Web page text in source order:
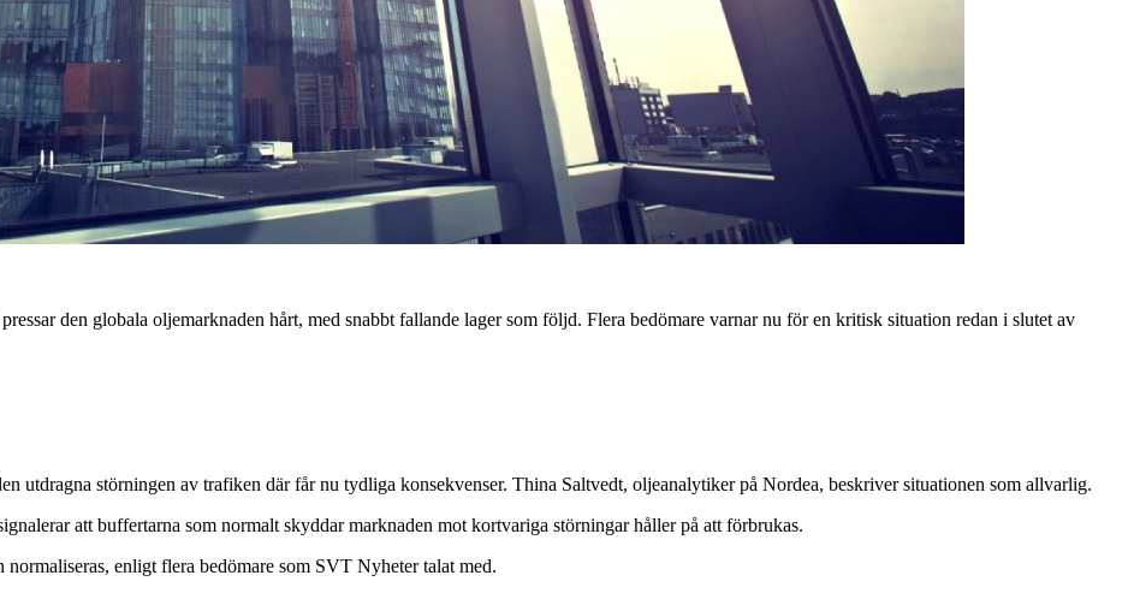
den globala oljemarknaden hårt, med snabbt fallande lager som följd. Flera bedömare varnar nu för en kritisk situation redan i slutet av
utdragna störningen av trafiken där får nu tydliga konsekvenser. Thina Saltvedt, oljeanalytiker på Nordea, beskriver situationen som allvarlig.
att buffertarna som normalt skyddar marknaden mot kortvariga störningar håller på att förbrukas.
enligt flera bedömare som SVT Nyheter talat med.